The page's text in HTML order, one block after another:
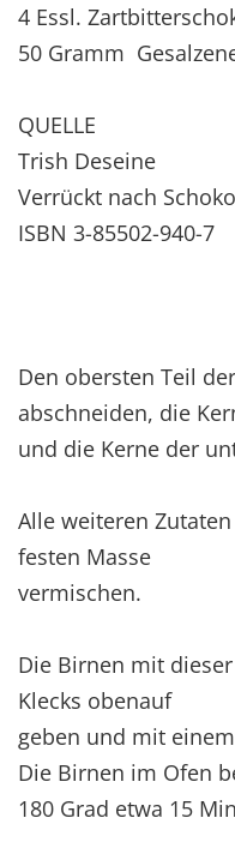
4 Essl.
50 Gramm
QUELLE
Trish Deseine
Verrückt nach
ISBN 3-85502-940-7
Den obersten Teil
abschneiden, die
und die Kerne der
Alle weiteren
festen Masse
vermischen.
Die Birnen mit
Klecks obenauf
geben und mit
Die Birnen im Ofen
180 Grad etwa 15